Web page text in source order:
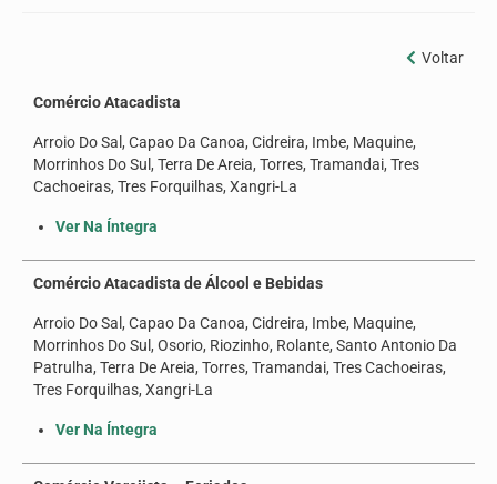
Seus direitos
Jurídico
Subsedes
Notícias
Convenções e Acordos
Voltar
Comércio Atacadista
Arroio Do Sal, Capao Da Canoa, Cidreira, Imbe, Maquine,
Morrinhos Do Sul, Terra De Areia, Torres, Tramandai, Tres
Cachoeiras, Tres Forquilhas, Xangri-La
Ver Na Íntegra
Comércio Atacadista de Álcool e Bebidas
Arroio Do Sal, Capao Da Canoa, Cidreira, Imbe, Maquine,
Morrinhos Do Sul, Osorio, Riozinho, Rolante, Santo Antonio Da
Patrulha, Terra De Areia, Torres, Tramandai, Tres Cachoeiras,
Tres Forquilhas, Xangri-La
Ver Na Íntegra